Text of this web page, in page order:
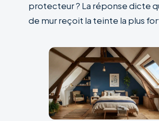
protecteur ? La réponse dicte
de mur reçoit la teinte la plus